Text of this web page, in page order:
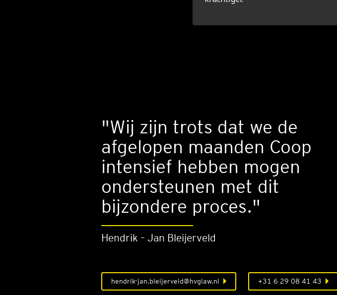
"Wij zijn trots dat we de
afgelopen maanden Coop
intensief hebben mogen
ondersteunen met dit
bijzondere proces."
Hendrik – Jan Bleijerveld
hendrik-jan.bleijerveld@hvglaw.nl +31 6 29 08 41 43